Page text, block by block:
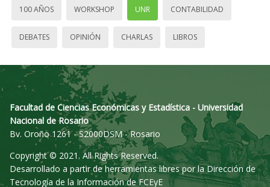
100 AÑOS WORKSHOP UNR CONTABILIDAD
DEBATES OPINIÓN CHARLAS LIBROS
Facultad de Ciencias Económicas y Estadística - Universidad
Nacional de Rosario
Bv. Oroño 1261 - S2000DSM - Rosario
Copyright © 2021. All Rights Reserved.
Desarrollado a partir de herramientas libres por la Dirección de
Tecnología de la Información de FCEyE